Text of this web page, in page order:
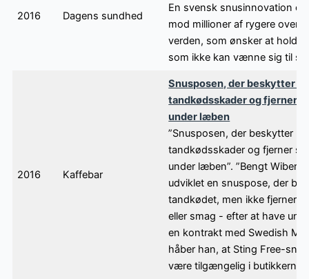
2016 Dagens sundhed
En svensk snusinnovation er
mod millioner af rygere over
verden, som ønsker at holde
som ikke kan vænne sig til
2016 Kaffebar
Snusposen, der beskytter
tandkødsskader og fjerner
under læben
”Snusposen, der beskytter
tandkødsskader og fjerner
under læben”. ”Bengt Wiberg
udviklet en snuspose, der
tandkødet, men ikke fjerner
eller smag - efter at have
en kontrakt med Swedish
håber han, at Sting Free-
være tilgængelig i butikkerne.”